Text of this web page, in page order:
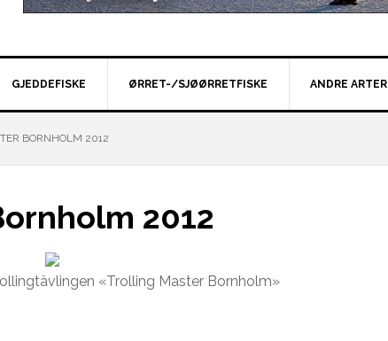
GJEDDEFISKE ØRRET-/SJØØRRETFISKE ANDRE ARTER
BORNHOLM 2012
2012
«Trolling Master Bornholm»